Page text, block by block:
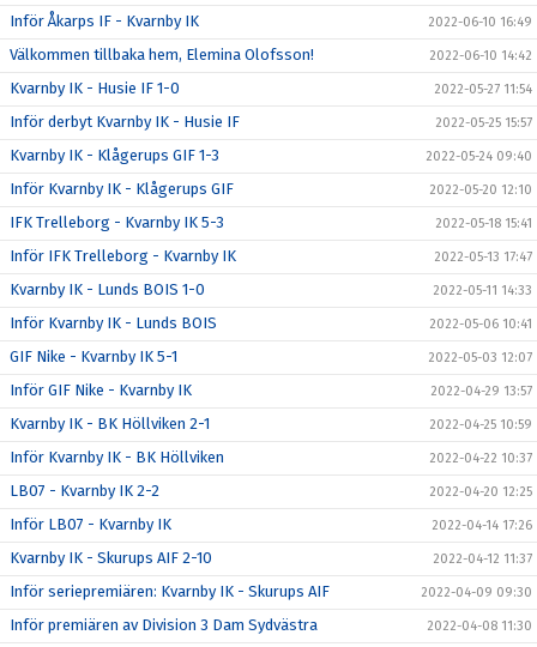
Inför Åkarps IF - Kvarnby IK 2022-06-10 16:49
Välkommen tillbaka hem, Elemina Olofsson! 2022-06-10 14:42
Kvarnby IK - Husie IF 1-0 2022-05-27 11:54
Inför derbyt Kvarnby IK - Husie IF 2022-05-25 15:57
Kvarnby IK - Klågerups GIF 1-3 2022-05-24 09:40
Inför Kvarnby IK - Klågerups GIF 2022-05-20 12:10
IFK Trelleborg - Kvarnby IK 5-3 2022-05-18 15:41
Inför IFK Trelleborg - Kvarnby IK 2022-05-13 17:47
Kvarnby IK - Lunds BOIS 1-0 2022-05-11 14:33
Inför Kvarnby IK - Lunds BOIS 2022-05-06 10:41
GIF Nike - Kvarnby IK 5-1 2022-05-03 12:07
Inför GIF Nike - Kvarnby IK 2022-04-29 13:57
Kvarnby IK - BK Höllviken 2-1 2022-04-25 10:59
Inför Kvarnby IK - BK Höllviken 2022-04-22 10:37
LB07 - Kvarnby IK 2-2 2022-04-20 12:25
Inför LB07 - Kvarnby IK 2022-04-14 17:26
Kvarnby IK - Skurups AIF 2-10 2022-04-12 11:37
Inför seriepremiären: Kvarnby IK - Skurups AIF 2022-04-09 09:30
Inför premiären av Division 3 Dam Sydvästra 2022-04-08 11:30